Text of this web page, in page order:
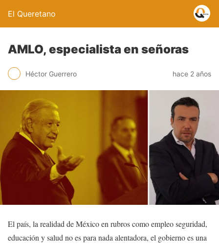
El Queretano
AMLO, especialista en señoras
Héctor Guerrero hace 2 años
El país, la realidad de México en rubros como empleo seguridad,
educación y salud no es para nada alentadora, el gobierno es una